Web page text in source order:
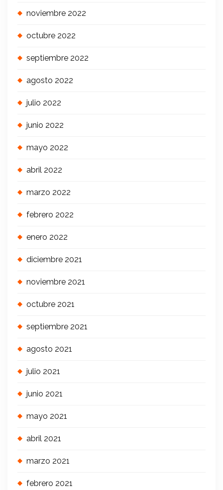
noviembre 2022
octubre 2022
septiembre 2022
agosto 2022
julio 2022
junio 2022
mayo 2022
abril 2022
marzo 2022
febrero 2022
enero 2022
diciembre 2021
noviembre 2021
octubre 2021
septiembre 2021
agosto 2021
julio 2021
junio 2021
mayo 2021
abril 2021
marzo 2021
febrero 2021